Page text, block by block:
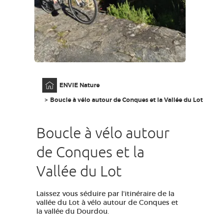
MA SÉLECTION
FR
ENVIE Nature
Boucle à vélo autour de Conques et la Vallée du Lot
Boucle à vélo autour
de Conques et la
Vallée du Lot
Laissez vous séduire par l'itinéraire de la
vallée du Lot à vélo autour de Conques et
la vallée du Dourdou.